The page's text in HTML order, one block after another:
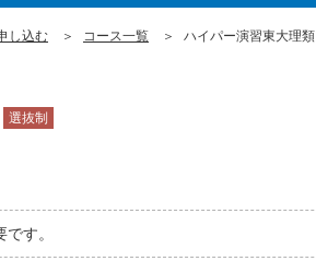
し込む コース一覧 ハイパー演習東大理
選抜制
す。